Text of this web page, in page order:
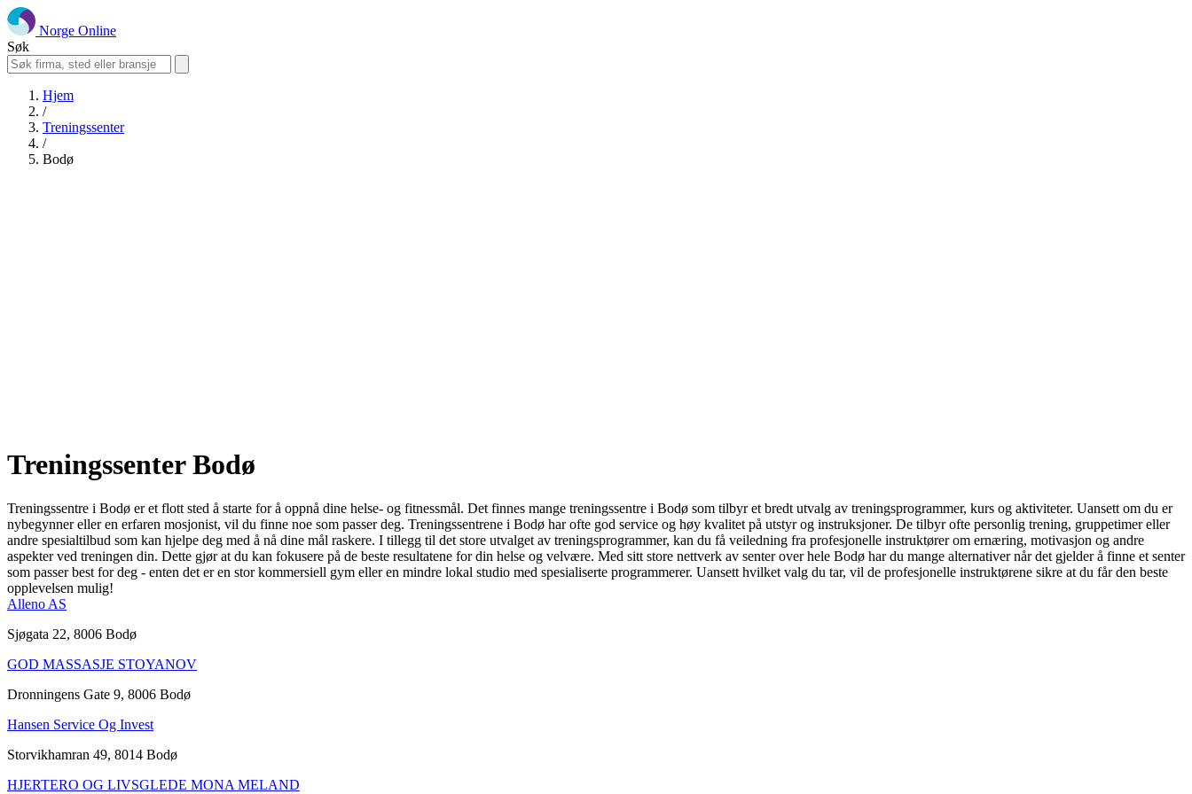
Norge Online
Søk
Hjem
/
Treningssenter
/
Bodø
Treningssenter Bodø
Treningssentre i Bodø er et flott sted å starte for å oppnå dine helse- og fitnessmål. Det finnes mange treningssentre i Bodø som tilbyr et bredt utvalg av treningsprogrammer, kurs og aktiviteter. Uansett om du er
nybegynner eller en erfaren mosjonist, vil du finne noe som passer deg. Treningssentrene i Bodø har ofte god service og høy kvalitet på utstyr og instruksjoner. De tilbyr ofte personlig trening, gruppetimer eller
andre spesialtilbud som kan hjelpe deg med å nå dine mål raskere. I tillegg til det store utvalget av treningsprogrammer, kan du få veiledning fra profesjonelle instruktører om ernæring, motivasjon og andre
aspekter ved treningen din. Dette gjør at du kan fokusere på de beste resultatene for din helse og velvære. Med sitt store nettverk av senter over hele Bodø har du mange alternativer når det gjelder å finne et senter
som passer best for deg - enten det er en stor kommersiell gym eller en mindre lokal studio med spesialiserte programmerer. Uansett hvilket valg du tar, vil de profesjonelle instruktørene sikre at du får den beste
opplevelsen mulig!
Alleno AS
Sjøgata 22, 8006 Bodø
GOD MASSASJE STOYANOV
Dronningens Gate 9, 8006 Bodø
Hansen Service Og Invest
Storvikhamran 49, 8014 Bodø
HJERTERO OG LIVSGLEDE MONA MELAND